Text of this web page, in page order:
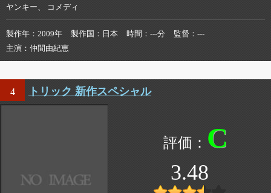
ヤンキー、 コメディ
製作年 2009年 製作国 日本 時間 ---分 監督
---
主演
仲間由紀恵
4 トリック 新作スペシャル
C
3.48